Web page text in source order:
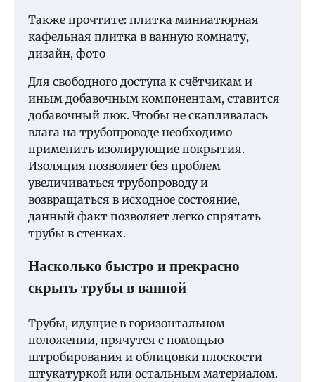
Также прочтите: плитка миниатюрная
кафельная плитка в ванную комнату,
дизайн, фото
Для свободного доступа к счётчикам и
иным добавочным компонентам, ставится
добавочный люк. Чтобы не скапливалась
влага на трубопроводе необходимо
применить изолирующие покрытия.
Изоляция позволяет без проблем
увеличиваться трубопроводу и
возвращаться в исходное состояние,
данный факт позволяет легко спрятать
трубы в стенках.
Насколько быстро и прекрасно
скрыть трубы в ванной
Трубы, идущие в горизонтальном
положении, прячутся с помощью
штробирования и облицовки плоскости
штукатуркой или остальным материалом.